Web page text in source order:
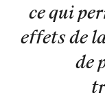
ce qui
effets de
de